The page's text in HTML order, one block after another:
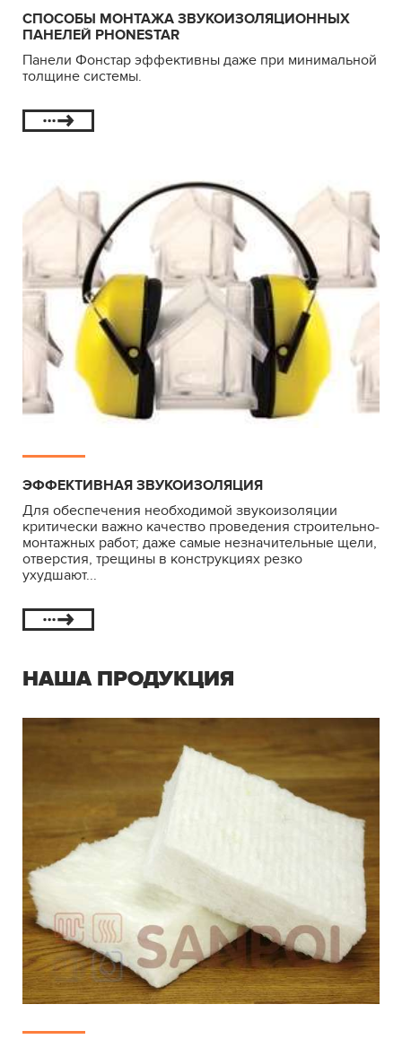
СПОСОБЫ МОНТАЖА ЗВУКОИЗОЛЯЦИОННЫХ
ПАНЕЛЕЙ PHONESTAR
Панели Фонстар эффективны даже при минимальной
толщине системы.
ЭФФЕКТИВНАЯ ЗВУКОИЗОЛЯЦИЯ
Для обеспечения необходимой звукоизоляции
критически важно качество проведения строительно-
монтажных работ; даже самые незначительные щели,
отверстия, трещины в конструкциях резко
ухудшают...
НАША ПРОДУКЦИЯ